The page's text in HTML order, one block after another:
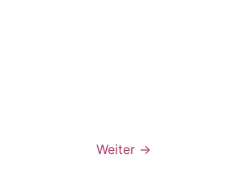
Weiter →